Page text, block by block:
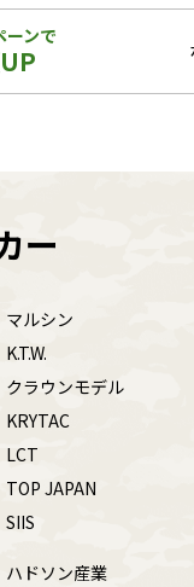
ーンで
ー
マルシン
K.T.W.
クラウンモデル
KRYTAC
LCT
TOP JAPAN
SIIS
ハドソン産業